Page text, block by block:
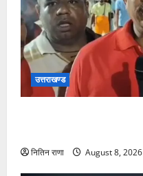
उत्तराखण्ड
नितिन राणा August 8, 2026